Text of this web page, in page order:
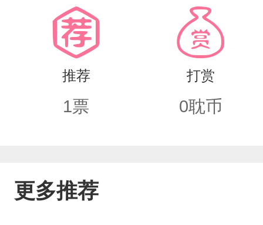
远都比不上她喜欢的那个人时，他死
了！他，在他眼里，永远都只能是一
推荐
1票
打赏
0耽币
更多推荐